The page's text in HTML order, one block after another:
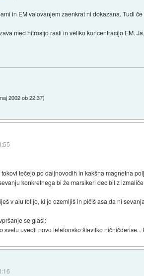
in EM valovanjem zaenkrat ni dokazana. Tudi
med hitrostjo rasti in veliko koncentracijo EM.
2002 ob 22:37)
tečejo po daljnovodih in kakšna magnetna
konkretnega bi že marsikeri dec bil z
v alu folijo, ki jo ozemljiš in pičiš asa da ni
se glasi:
svetu uvedli novo telefonsko številko